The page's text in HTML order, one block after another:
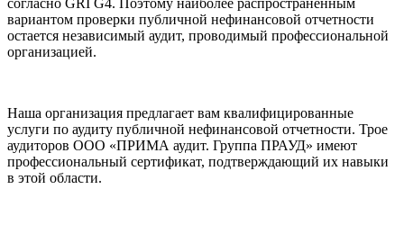
согласно GRI G4. Поэтому наиболее распространенным
вариантом проверки публичной нефинансовой отчетности
остается независимый аудит, проводимый профессиональной
организацией.
Наша организация предлагает вам квалифицированные
услуги по аудиту публичной нефинансовой отчетности. Трое
аудиторов ООО «ПРИМА аудит. Группа ПРАУД» имеют
профессиональный сертификат, подтверждающий их навыки
в этой области.